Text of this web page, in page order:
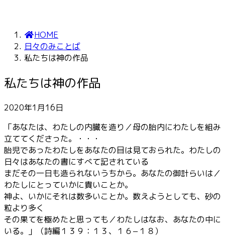
HOME
日々のみことば
私たちは神の作品
私たちは神の作品
2020年1月16日
「あなたは、わたしの内臓を造り／母の胎内にわたしを組み
立ててくださった。・・・
胎児であったわたしをあなたの目は見ておられた。わたしの
日々はあなたの書にすべて記されている
まだその一日も造られないうちから。あなたの御計らいは／
わたしにとっていかに貴いことか。
神よ、いかにそれは数多いことか。数えようとしても、砂の
粒より多く
その果てを極めたと思っても／わたしはなお、あなたの中に
いる。」（詩編１３９：１３、１６−１８）